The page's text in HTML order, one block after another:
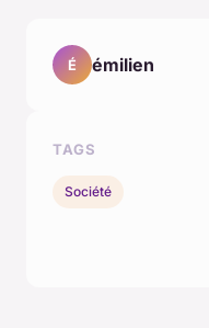
É émilien
TAGS
Société